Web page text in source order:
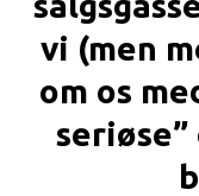
vi (men
om os